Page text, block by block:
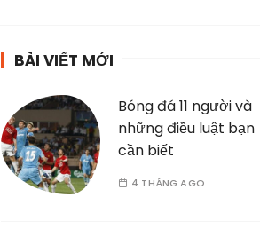
BÀI VIẾT MỚI
Bóng đá 11 người và
những điều luật bạn
cần biết
4 THÁNG AGO